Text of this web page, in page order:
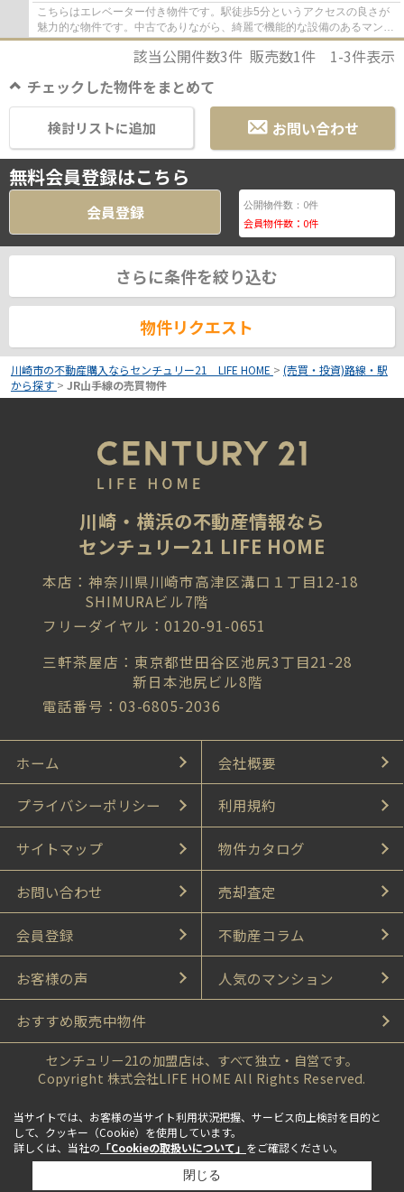
こちらはエレベーター付き物件です。駅徒歩5分というアクセスの良さが
魅力的な物件です。中古でありながら、綺麗で機能的な設備のあるマンシ
ョンです。不動産のことでお悩みなら、先ず...
該当公開件数3件 販売数1件 1-3件表示
チェックした物件をまとめて
お問い合わせ
検討リストに追加
無料会員登録はこちら
会員登録 公開物件数： 0件
会員物件数： 0件
さらに条件を絞り込む
物件リクエスト
川崎市の不動産購入ならセンチュリー21 LIFE HOME > (売買・投資)路線・駅
から探す > JR山手線の売買物件
川崎・横浜の不動産情報なら
センチュリー21 LIFE HOME
本店：神奈川県川崎市高津区溝口１丁目12-18
SHIMURAビル7階
フリーダイヤル：0120-91-0651
三軒茶屋店：東京都世田谷区池尻3丁目21-28
新日本池尻ビル8階
電話番号：03-6805-2036
ホーム 会社概要
プライバシーポリシー 利用規約
サイトマップ 物件カタログ
お問い合わせ 売却査定
会員登録 不動産コラム
お客様の声 人気のマンション
おすすめ販売中物件
センチュリー21の加盟店は、すべて独立・自営です。
Copyright 株式会社LIFE HOME All Rights Reserved.
当サイトでは、お客様の当サイト利用状況把握、サービス向上検討を目的と
して、クッキー（Cookie）を使用しています。
詳しくは、当社の 「Cookieの取扱いについて」 をご確認ください。
閉じる